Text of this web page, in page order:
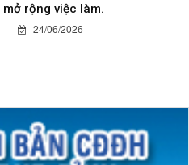
mở rộng việc làm.
24/06/2026